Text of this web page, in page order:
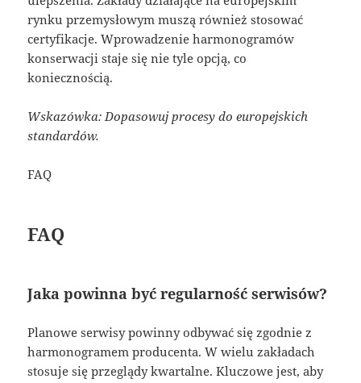
rynku przemysłowym muszą również stosować
certyfikacje. Wprowadzenie harmonogramów
konserwacji staje się nie tyle opcją, co
koniecznością.
Wskazówka: Dopasowuj procesy do europejskich
standardów.
FAQ
FAQ
Jaka powinna być regularność serwisów?
Planowe serwisy powinny odbywać się zgodnie z
harmonogramem producenta. W wielu zakładach
stosuje się przeglądy kwartalne. Kluczowe jest, aby